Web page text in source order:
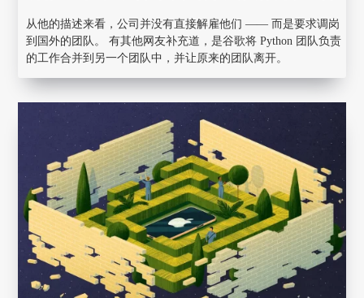
从他的描述来看，公司并没有直接解雇他们 —— 而是要求调岗
到国外的团队。 有其他网友补充道，是谷歌将 Python 团队负责
的工作合并到另一个团队中，并让原来的团队离开。